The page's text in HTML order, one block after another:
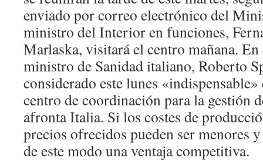
enviado por correo electrónico del
ministro del Interior en funciones,
Marlaska, visitará el centro mañana. En
ministro de Sanidad italiano, Roberto
considerado este lunes
centro de coordinación para la gestión
afronta Italia. Si los costes de
precios ofrecidos pueden ser menores
de este modo una ventaja competitiva.